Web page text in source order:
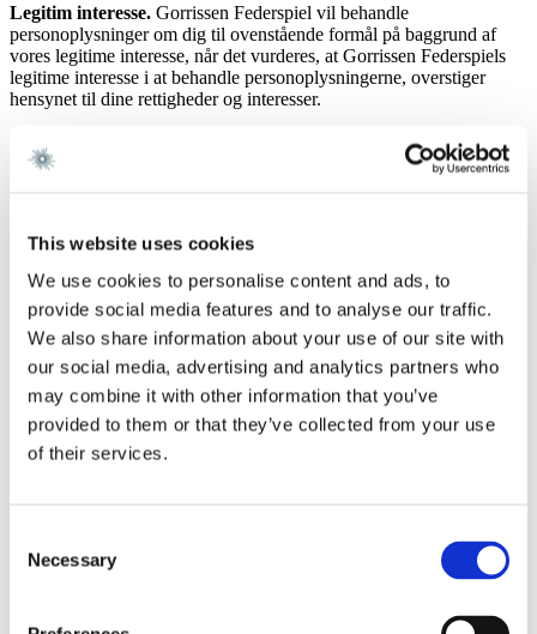
This website uses cookies
We use cookies to personalise content and ads, to
provide social media features and to analyse our traffic.
We also share information about your use of our site with
our social media, advertising and analytics partners who
may combine it with other information that you’ve
provided to them or that they’ve collected from your use
of their services.
Selection
Necessary
Legitim interesse. Gorrissen Federspiel vil behandle
personoplysninger om dig til ovenstående formål på baggrund af
vores legitime interesse, når det vurderes, at Gorrissen Federspiels
legitime interesse i at behandle personoplysningerne, overstiger
hensynet til dine rettigheder og interesser.
Gorrissen Federspiel vil behandle følgende personoplysninger om
dig:
Arbejdsplads
Hvor vi har personoplysningerne fra
Gorrissen Federspiel indsamler personoplysningerne direkte fra dig,
når du registrerer dig som besøgende i vores registreringssystem Pro
Reception.
Opbevaring af personoplysninger
Gorrissen Federspiel i medfør af gældende ret er forpligtet til at
opbevare dine personoplysninger i længere tid.